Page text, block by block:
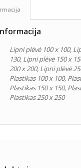
Lipni plėvė 100 x 100,
130, Lipni plėvė 150 x
200 x 200, Lipni plėvė
Plastikas 100 x 100,
Plastikas 150 x 150,
Plastikas 250 x 250